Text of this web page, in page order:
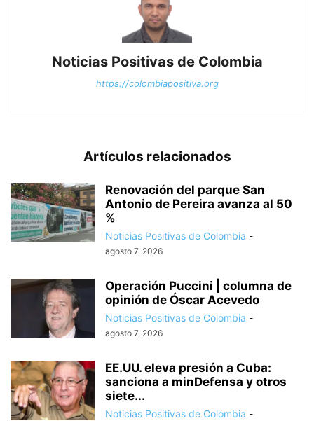
Noticias Positivas de Colombia
https://colombiapositiva.org
Artículos relacionados
Renovación del parque San
Antonio de Pereira avanza al 50
%
Noticias Positivas de Colombia -
agosto 7, 2026
Operación Puccini | columna de
opinión de Óscar Acevedo
Noticias Positivas de Colombia -
agosto 7, 2026
EE.UU. eleva presión a Cuba:
sanciona a minDefensa y otros
siete...
Noticias Positivas de Colombia -